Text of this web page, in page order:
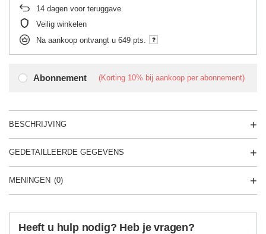
Abonnement (Korting 10% bij aankoop per abonnement)
14 dagen voor teruggave
Veilig winkelen
Na aankoop ontvangt u 649 pts.
BESCHRIJVING
GEDETAILLEERDE GEGEVENS
MENINGEN (0)
Heeft u hulp nodig? Heb je vragen?